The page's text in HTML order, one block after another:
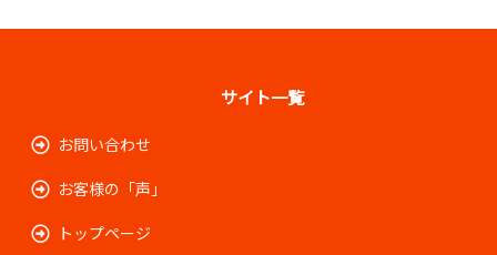
サイト一覧
お問い合わせ
お客様の「声」
トップページ